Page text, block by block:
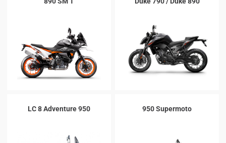
LC 8 Adventure 950 950 Supermoto